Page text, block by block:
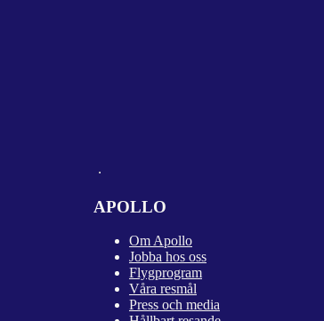
APOLLO
Om Apollo
Jobba hos oss
Flygprogram
Våra resmål
Press och media